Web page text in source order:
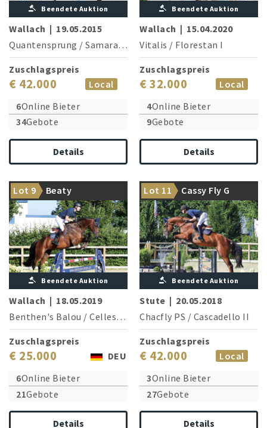
Beendete Auktion
Wallach | 19.05.2015
Quantensprung / Samarant
Zuschlagspreis
€ 42.000
Local
6Online Bieter
34Gebote
Details
Beendete Auktion
Wallach | 15.04.2020
Vitalis / Florestan I
Zuschlagspreis
€ 32.000
Local
4Online Bieter
9Gebote
Details
Lot 9 Beaty
Sprunggewaltiger Athlet mit
viel Vermögen und bester
Einstellung
Beendete Auktion
Wallach | 18.05.2019
Benthen's Balou / Cellestial
Zuschlagspreis
€ 25.000
DEU
6Online Bieter
21Gebote
Details
Lot 11 Cassy Fly G
Vermögende Athletin mit viel
Potential
Beendete Auktion
Stute | 20.05.2018
Chacfly PS / Cascadello II
Zuschlagspreis
€ 42.000
Local
3Online Bieter
27Gebote
Details